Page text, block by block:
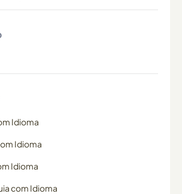
Idioma
Idioma
Idioma
com Idioma